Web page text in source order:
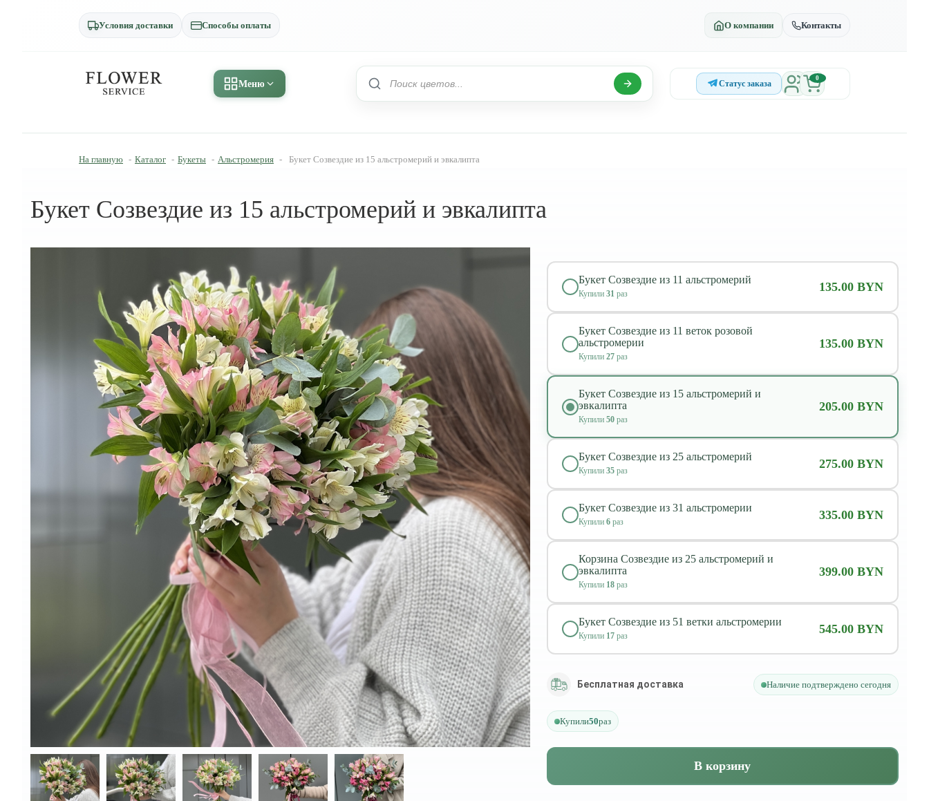
Условия доставки Способы оплаты О компании Контакты
Меню Статус заказа
0
На главную - Каталог - Букеты - Альстромерия - Букет Созвездие из 15 альстромерий и эвкалипта
Букет Созвездие из 15 альстромерий и эвкалипта
Букет Созвездие из 11 альстромерий
Купили 31раз
135.00 BYN
Букет Созвездие из 11 веток розовой
альстромерии
Купили 27раз
135.00 BYN
Букет Созвездие из 15 альстромерий и
эвкалипта
Купили 50раз
205.00 BYN
Букет Созвездие из 25 альстромерий
Купили 35раз
275.00 BYN
Букет Созвездие из 31 альстромерии
Купили 6раз
335.00 BYN
Корзина Созвездие из 25 альстромерий и
эвкалипта
Купили 18раз
399.00 BYN
Букет Созвездие из 51 ветки альстромерии
Купили 17раз
545.00 BYN
Бесплатная доставка Наличие подтверждено сегодня
Купили50раз
В корзину